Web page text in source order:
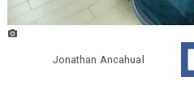
Jonathan Ancahual